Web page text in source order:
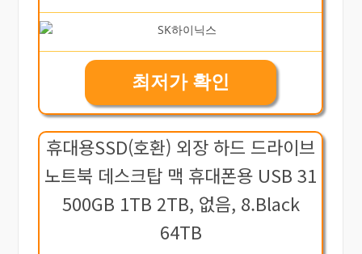
최저가 확인
휴대용SSD(호환) 외장 하드 드라이브
노트북 데스크탑 맥 휴대폰용 USB 31
500GB 1TB 2TB, 없음, 8.Black
64TB